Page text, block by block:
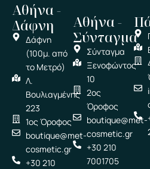
Αθήνα -
Δάφνη
Δάφνη
(100μ. από
το Μετρό)
Λ.
Βουλιαγμένης
223
1ος Όροφος
boutique@met-
cosmetic.gr
+30 210
Αθήνα -
Σύνταγμα
Σύνταγμα
Ξενοφώντος
10
2ος
Όροφος
boutique@met-
cosmetic.gr
+30 210
7001705